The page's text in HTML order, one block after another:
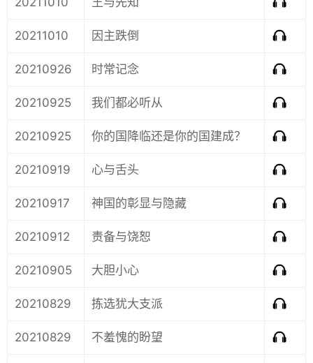
20211010 因主跌倒
20210926 时常记念
20210925 我们都必听从
20210925 你的国降临还是你的国建成？
20210919 心与舌头
20210917 神国的彰显与隐藏
20210912 责备与饶恕
20210905 大胆小心
20210829 拣选犹大支派
20210829 不羞愧的盼望